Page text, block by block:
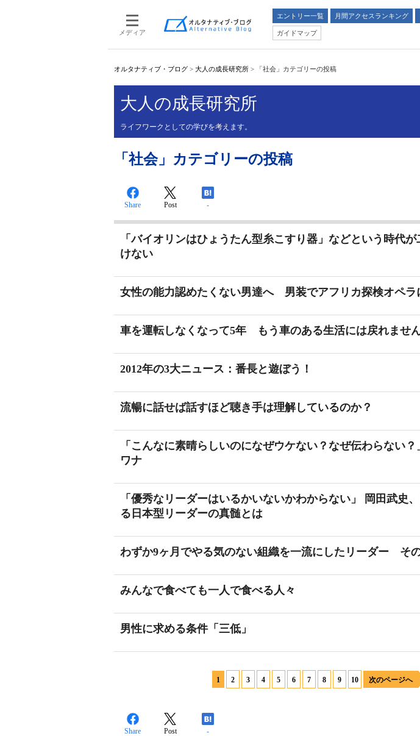
メディア
エントリー一覧 月間アクセスランキング
ガイドマップ
オルタナティブ・ブログ > 大人の成長研究所 > 「社会」カテゴリーの投稿
大人の成長研究所
ライフワークとしての学びを考えます。
「社会」カテゴリーの投稿
Share Post -
「バイオリンはひょうたん型糸こすり器」などという時代
けない
女性の能力認めたくない男達へ 男装でアフリカ探検オペラ
車を運転しなくなって5年 もう車のある生活には戻れませ
2012年の3大ニュース：番長と遊ぼう！
流暢に話せば話すほど聴き手は理解しているのか？
「こんなに素晴らしいのになぜウケない？なぜ伝わらない
ワナ
「優秀なリーダーはいるかいないかわからない」 岡田武史
る日本型リーダーの真髄とは
わずか9ヶ月でやる気のない組織を一流にしたリーダー そ
みんなで食べても一人で食べる人々
男性に求める条件「三低」
1 2 3 4 5 6 7 8 9 10 次のページへ
Share Post -